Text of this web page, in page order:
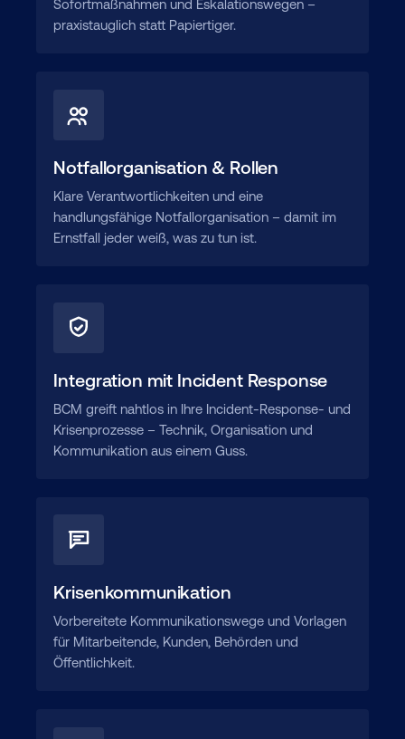
Sofortmaßnahmen und Eskalationswegen –
praxistauglich statt Papiertiger.
Notfallorganisation & Rollen
Klare Verantwortlichkeiten und eine
handlungsfähige Notfallorganisation – damit im
Ernstfall jeder weiß, was zu tun ist.
Integration mit Incident Response
BCM greift nahtlos in Ihre Incident-Response- und
Krisenprozesse – Technik, Organisation und
Kommunikation aus einem Guss.
Krisenkommunikation
Vorbereitete Kommunikationswege und Vorlagen
für Mitarbeitende, Kunden, Behörden und
Öffentlichkeit.